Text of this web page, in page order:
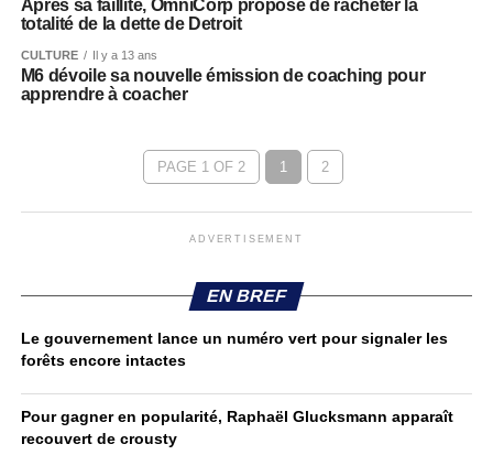
Après sa faillite, OmniCorp propose de racheter la
totalité de la dette de Detroit
CULTURE Il y a 13 ans
M6 dévoile sa nouvelle émission de coaching pour
apprendre à coacher
PAGE 1 OF 2 1 2
ADVERTISEMENT
EN BREF
Le gouvernement lance un numéro vert pour signaler les
forêts encore intactes
Pour gagner en popularité, Raphaël Glucksmann apparaît
recouvert de crousty